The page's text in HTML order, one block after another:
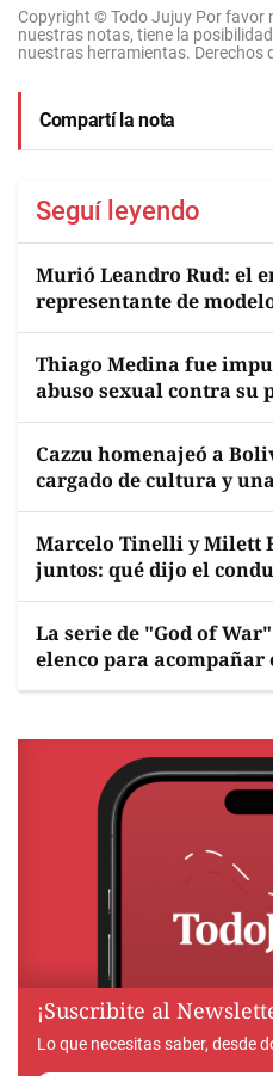
Copyright © Todo Jujuy Por favor
nuestras notas, tiene la
nuestras herramientas. Derechos
Compartí la nota
Seguí leyendo
Murió Leandro Rud: el
representante de
Thiago Medina fue
abuso sexual contra su
Cazzu homenajeó a
cargado de cultura y
Marcelo Tinelli y Milett
juntos: qué dijo el
La serie de "God of
elenco para
¡Suscribite al
Lo que necesitas saber, desde